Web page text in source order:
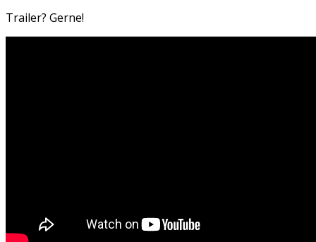
Trailer? Gerne!